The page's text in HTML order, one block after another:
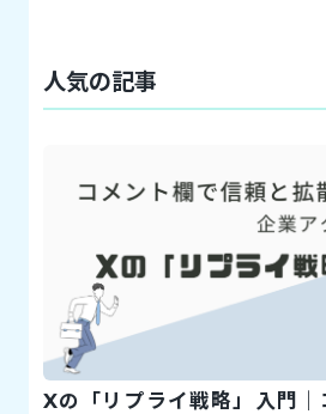
人気の記事
Xの「リプライ戦略」入門